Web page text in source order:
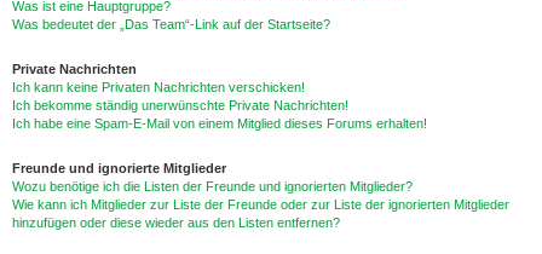
Was ist eine Hauptgruppe?
Was bedeutet der „Das Team“-Link auf der Startseite?
Private Nachrichten
Ich kann keine Privaten Nachrichten verschicken!
Ich bekomme ständig unerwünschte Private Nachrichten!
Ich habe eine Spam-E-Mail von einem Mitglied dieses Forums erhalten!
Freunde und ignorierte Mitglieder
Wozu benötige ich die Listen der Freunde und ignorierten Mitglieder?
Wie kann ich Mitglieder zur Liste der Freunde oder zur Liste der ignorierten Mitglieder
hinzufügen oder diese wieder aus den Listen entfernen?